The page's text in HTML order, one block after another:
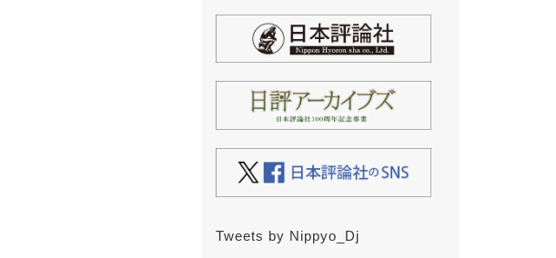
Tweets by Nippyo_Dj